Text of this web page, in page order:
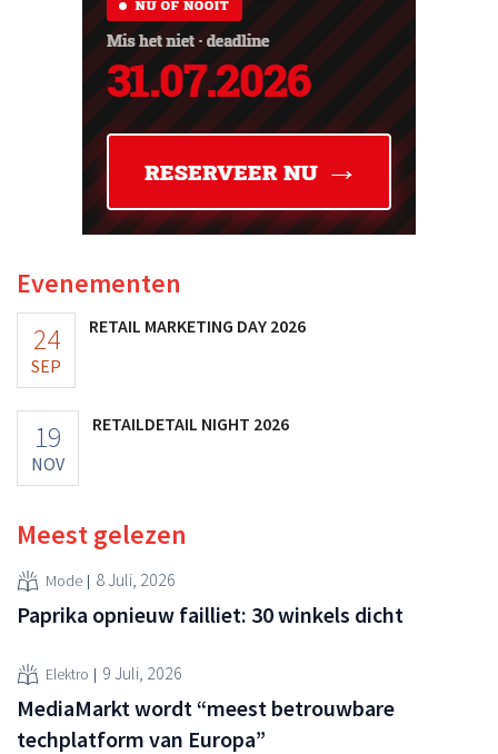
Evenementen
24
SEP
RETAIL MARKETING DAY 2026
19
NOV
RETAILDETAIL NIGHT 2026
Meest gelezen
Mode 8 Juli, 2026
Paprika opnieuw failliet: 30 winkels dicht
Elektro 9 Juli, 2026
MediaMarkt wordt “meest betrouwbare
techplatform van Europa”